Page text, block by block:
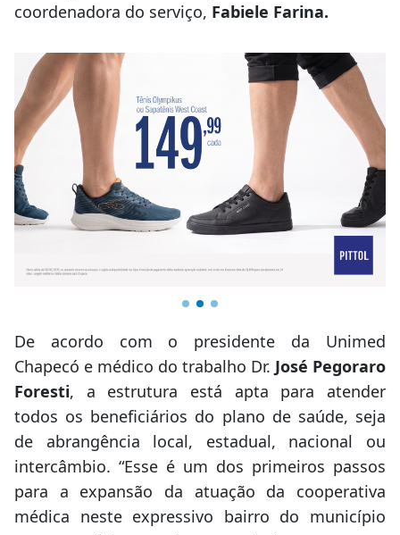
coordenadora do serviço, Fabiele Farina.
De acordo com o presidente da Unimed
Chapecó e médico do trabalho Dr. José Pegoraro
Foresti, a estrutura está apta para atender
todos os beneficiários do plano de saúde, seja
de abrangência local, estadual, nacional ou
intercâmbio. “Esse é um dos primeiros passos
para a expansão da atuação da cooperativa
médica neste expressivo bairro do município